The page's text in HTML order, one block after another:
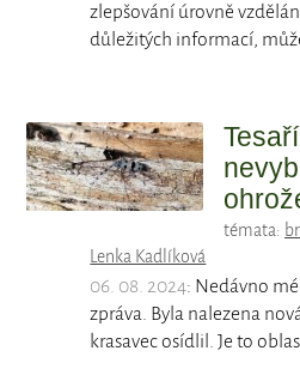
zlepšování úrovně
důležitých informací,
témata:
Lenka Kadlíková
06. 08. 2024: Nedávno
zpráva. Byla nalezena
krasavec osídlil. Je to